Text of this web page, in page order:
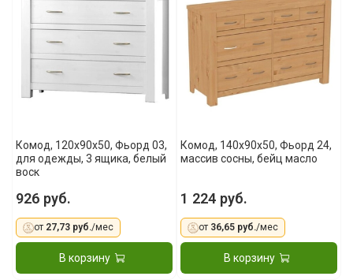
Комод, 120x90x50, Фьорд 03,
для одежды, 3 ящика, белый
воск
926 руб.
от 27,73 руб./мес
В корзину
Комод, 140x90x50, Фьорд 24,
массив сосны, бейц масло
1 224 руб.
от 36,65 руб./мес
В корзину